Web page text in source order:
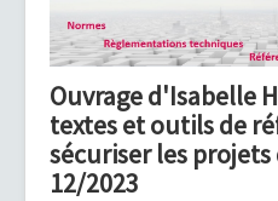
Approche et valeurs
Ouvrage d'Isabelle
textes et outils de
sécuriser les
12/2023